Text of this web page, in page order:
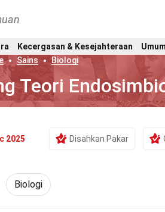
Kecergasan & Kesejahteraan Umum
Sains Biologi
Teori
2025 Disahkan Pakar
Biologi